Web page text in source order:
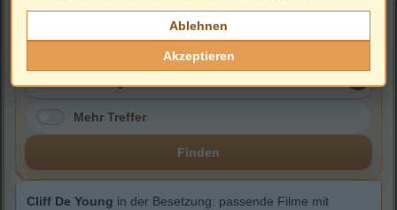
Cliff De Young
Mehr Treffer
Finden
Cliff De Young in der Besetzung: passende Filme mit
Ablehnen
Akzeptieren